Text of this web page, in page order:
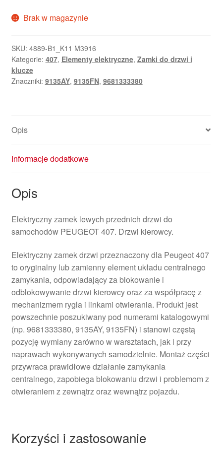
Brak w magazynie
SKU: 4889-B1_K11 M3916
Kategorie: 407, Elementy elektryczne, Zamki do drzwi i
klucze
Znaczniki: 9135AY, 9135FN, 9681333380
Opis
Informacje dodatkowe
Opis
Elektryczny zamek lewych przednich drzwi do
samochodów PEUGEOT 407. Drzwi kierowcy.
Elektryczny zamek drzwi przeznaczony dla Peugeot 407
to oryginalny lub zamienny element układu centralnego
zamykania, odpowiadający za blokowanie i
odblokowywanie drzwi kierowcy oraz za współpracę z
mechanizmem rygla i linkami otwierania. Produkt jest
powszechnie poszukiwany pod numerami katalogowymi
(np. 9681333380, 9135AY, 9135FN) i stanowi częstą
pozycję wymiany zarówno w warsztatach, jak i przy
naprawach wykonywanych samodzielnie. Montaż części
przywraca prawidłowe działanie zamykania
centralnego, zapobiega blokowaniu drzwi i problemom z
otwieraniem z zewnątrz oraz wewnątrz pojazdu.
Korzyści i zastosowanie